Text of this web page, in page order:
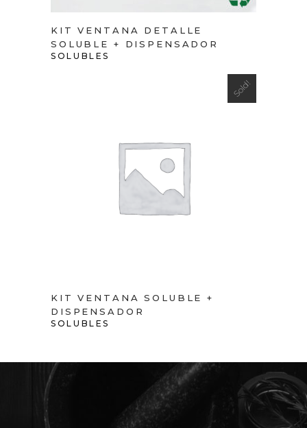
KIT VENTANA DETALLE
SOLUBLE + DISPENSADOR
SOLUBLES
Sold!
VIEW PRODUCT
KIT VENTANA SOLUBLE +
DISPENSADOR
SOLUBLES